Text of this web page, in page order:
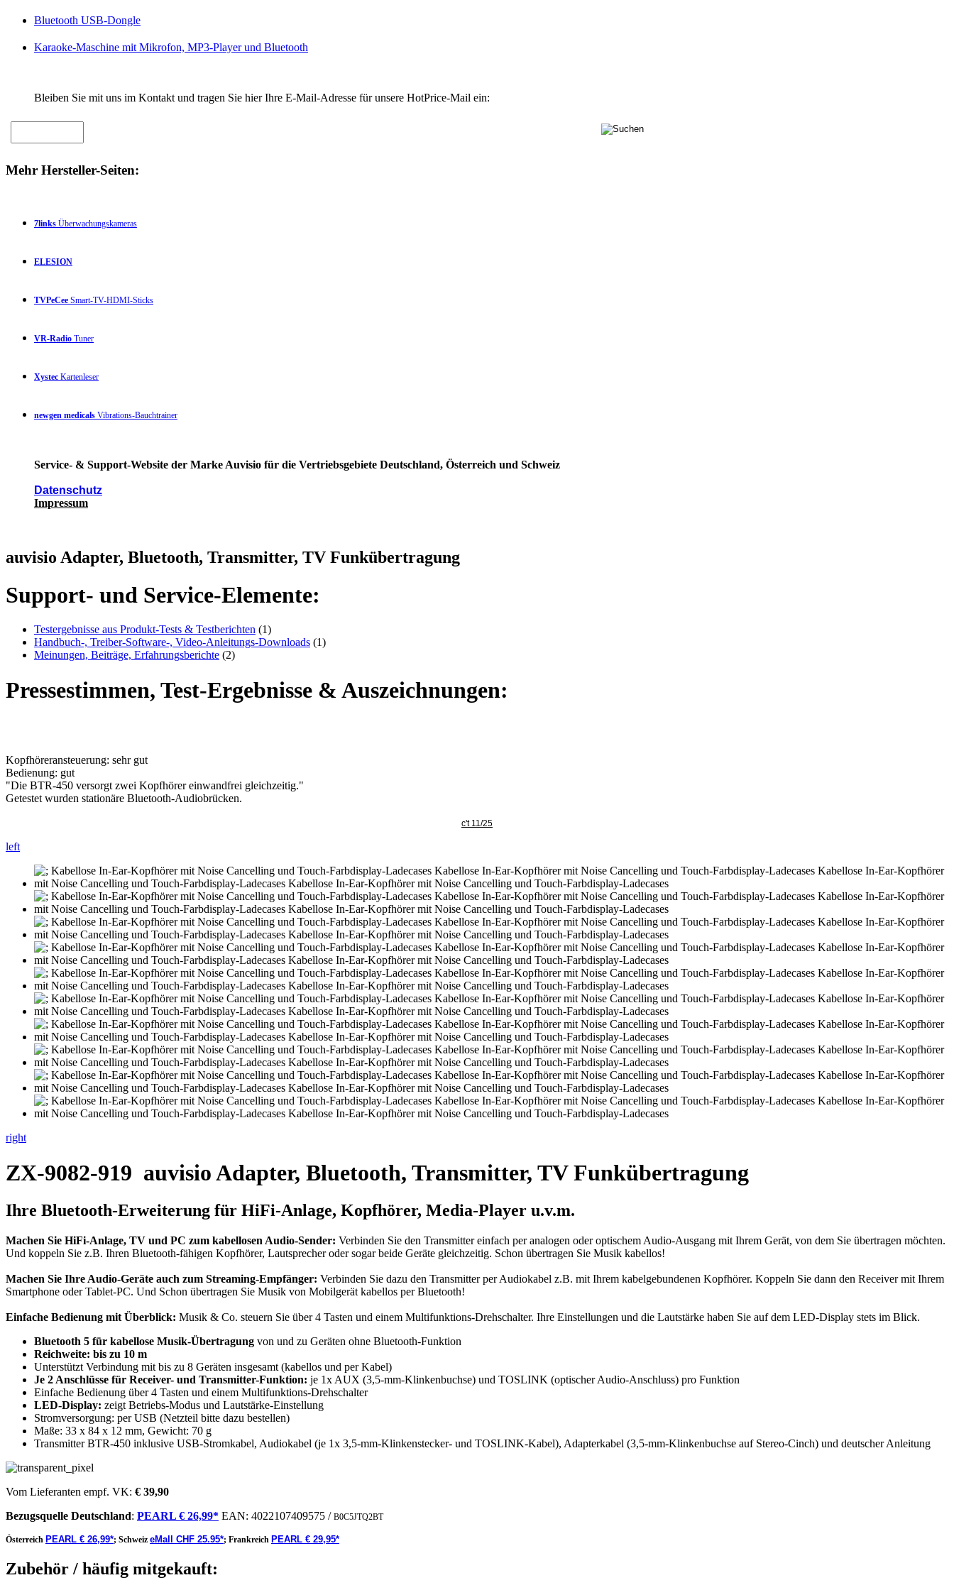
Bluetooth USB-Dongle
Karaoke-Maschine mit Mikrofon, MP3-Player und Bluetooth
Bleiben Sie mit uns im Kontakt und tragen Sie hier Ihre E-Mail-Adresse für unsere HotPrice-Mail ein:
Mehr Hersteller-Seiten:
7links Überwachungskameras
ELESION
TVPeCee Smart-TV-HDMI-Sticks
VR-Radio Tuner
Xystec Kartenleser
newgen medicals Vibrations-Bauchtrainer
Service- & Support-Website der Marke Auvisio für die Vertriebsgebiete Deutschland, Österreich und Schweiz
Datenschutz
Impressum
auvisio Adapter, Bluetooth, Transmitter, TV Funkübertragung
Support- und Service-Elemente:
Testergebnisse aus Produkt-Tests & Testberichten (1)
Handbuch-, Treiber-Software-, Video-Anleitungs-Downloads (1)
Meinungen, Beiträge, Erfahrungsberichte (2)
Pressestimmen, Test-Ergebnisse & Auszeichnungen:
Kopfhöreransteuerung: sehr gut
Bedienung: gut
"Die BTR-450 versorgt zwei Kopfhörer einwandfrei gleichzeitig."
Getestet wurden stationäre Bluetooth-Audiobrücken.
c't 11/25
left
right
ZX-9082-919 auvisio Adapter, Bluetooth, Transmitter, TV Funkübertragung
Ihre Bluetooth-Erweiterung für HiFi-Anlage, Kopfhörer, Media-Player u.v.m.
Machen Sie HiFi-Anlage, TV und PC zum kabellosen Audio-Sender: Verbinden Sie den Transmitter einfach per analogen oder optischem Audio-Ausgang mit Ihrem Gerät, von dem Sie übertragen möchten.
Und koppeln Sie z.B. Ihren Bluetooth-fähigen Kopfhörer, Lautsprecher oder sogar beide Geräte gleichzeitig. Schon übertragen Sie Musik kabellos!
Machen Sie Ihre Audio-Geräte auch zum Streaming-Empfänger: Verbinden Sie dazu den Transmitter per Audiokabel z.B. mit Ihrem kabelgebundenen Kopfhörer. Koppeln Sie dann den Receiver mit Ihrem
Smartphone oder Tablet-PC. Und Schon übertragen Sie Musik von Mobilgerät kabellos per Bluetooth!
Einfache Bedienung mit Überblick: Musik & Co. steuern Sie über 4 Tasten und einem Multifunktions-Drehschalter. Ihre Einstellungen und die Lautstärke haben Sie auf dem LED-Display stets im Blick.
Bluetooth 5 für kabellose Musik-Übertragung von und zu Geräten ohne Bluetooth-Funktion
Reichweite: bis zu 10 m
Unterstützt Verbindung mit bis zu 8 Geräten insgesamt (kabellos und per Kabel)
Je 2 Anschlüsse für Receiver- und Transmitter-Funktion: je 1x AUX (3,5-mm-Klinkenbuchse) und TOSLINK (optischer Audio-Anschluss) pro Funktion
Einfache Bedienung über 4 Tasten und einem Multifunktions-Drehschalter
LED-Display: zeigt Betriebs-Modus und Lautstärke-Einstellung
Stromversorgung: per USB (Netzteil bitte dazu bestellen)
Maße: 33 x 84 x 12 mm, Gewicht: 70 g
Transmitter BTR-450 inklusive USB-Stromkabel, Audiokabel (je 1x 3,5-mm-Klinkenstecker- und TOSLINK-Kabel), Adapterkabel (3,5-mm-Klinkenbuchse auf Stereo-Cinch) und deutscher Anleitung
Vom Lieferanten empf. VK: € 39,90
Bezugsquelle Deutschland: PEARL € 26,99* EAN: 4022107409575 / B0C5JTQ2BT
Österreich PEARL € 26,99*; Schweiz eMall CHF 25.95*; Frankreich PEARL € 29,95*
Zubehör / häufig mitgekauft: